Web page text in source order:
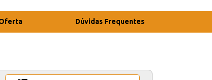
Dúvidas Frequentes